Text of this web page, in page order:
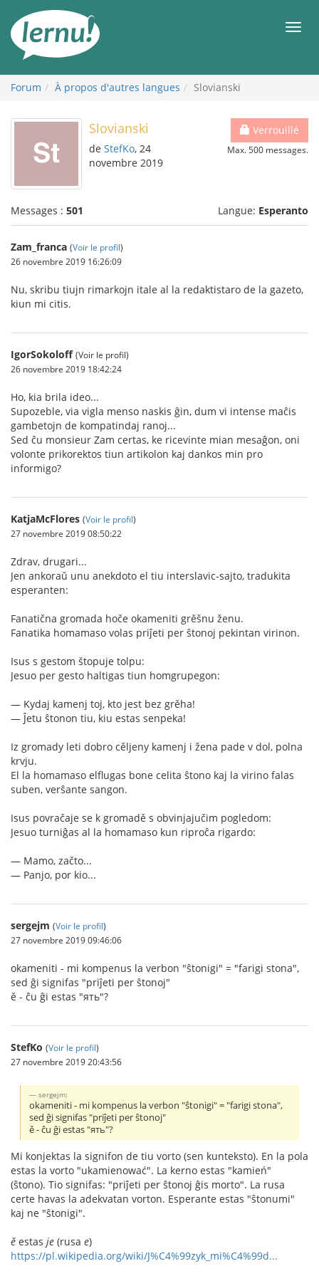
contenu
Forum À propos d'autres langues Slovianski
Verrouillé
Max. 500 messages.
Slovianski
de StefKo, 24
novembre 2019
Messages : 501 Langue: Esperanto
Zam_franca (Voir le profil)
26 novembre 2019 16:26:09
Nu, skribu tiujn rimarkojn itale al la redaktistaro de la gazeto,
kiun mi citis.
IgorSokoloff (Voir le profil)
26 novembre 2019 18:42:24
Ho, kia brila ideo...
Supozeble, via vigla menso naskis ĝin, dum vi intense maĉis
gambetojn de kompatindaj ranoj...
Sed ĉu monsieur Zam certas, ke ricevinte mian mesaĝon, oni
volonte prikorektos tiun artikolon kaj dankos min pro
informigo?
KatjaMcFlores (Voir le profil)
27 novembre 2019 08:50:22
Zdrav, drugari...
Jen ankoraŭ unu anekdoto el tiu interslavic-sajto, tradukita
esperanten:
Fanatična gromada hoče okameniti grěšnu ženu.
Fanatika homamaso volas priĵeti per ŝtonoj pekintan virinon.
Isus s gestom štopuje tolpu:
Jesuo per gesto haltigas tiun homgrupegon:
— Kydaj kamenj toj, kto jest bez grěha!
— Ĵetu ŝtonon tiu, kiu estas senpeka!
Iz gromady leti dobro cěljeny kamenj i žena pade v dol, polna
krvju.
El la homamaso elflugas bone celita ŝtono kaj la virino falas
suben, verŝante sangon.
Isus povračaje se k gromadě s obvinjajučim pogledom:
Jesuo turniĝas al la homamaso kun riproĉa rigardo:
— Mamo, začto...
— Panjo, por kio...
sergejm (Voir le profil)
27 novembre 2019 09:46:06
okameniti - mi kompenus la verbon "ŝtonigi" = "farigi stona",
sed ĝi signifas "priĵeti per ŝtonoj"
ě - ĉu ĝi estas "ять"?
StefKo (Voir le profil)
27 novembre 2019 20:43:56
sergejm:
okameniti - mi kompenus la verbon "ŝtonigi" = "farigi stona",
sed ĝi signifas "priĵeti per ŝtonoj"
ě - ĉu ĝi estas "ять"?
Mi konjektas la signifon de tiu vorto (sen kunteksto). En la pola
estas la vorto "ukamienować". La kerno estas "kamień"
(ŝtono). Tio signifas: "priĵeti per ŝtonoj ĝis morto". La rusa
certe havas la adekvatan vorton. Esperante estas "ŝtonumi"
kaj ne "ŝtonigi".
ě estas je (rusa e)
https://pl.wikipedia.org/wiki/J%C4%99zyk_mi%C4%99d...